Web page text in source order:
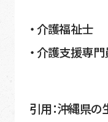
・ 介護福祉士
・ 介護支援専
引用：沖縄県